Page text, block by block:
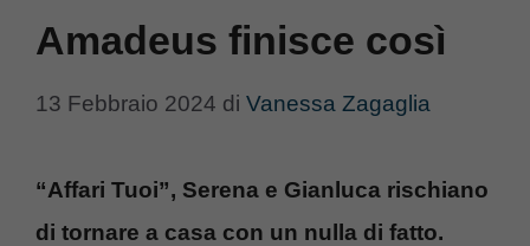
Amadeus finisce così
13 Febbraio 2024 di Vanessa Zagaglia
“Affari Tuoi”, Serena e Gianluca rischiano
di tornare a casa con un nulla di fatto.